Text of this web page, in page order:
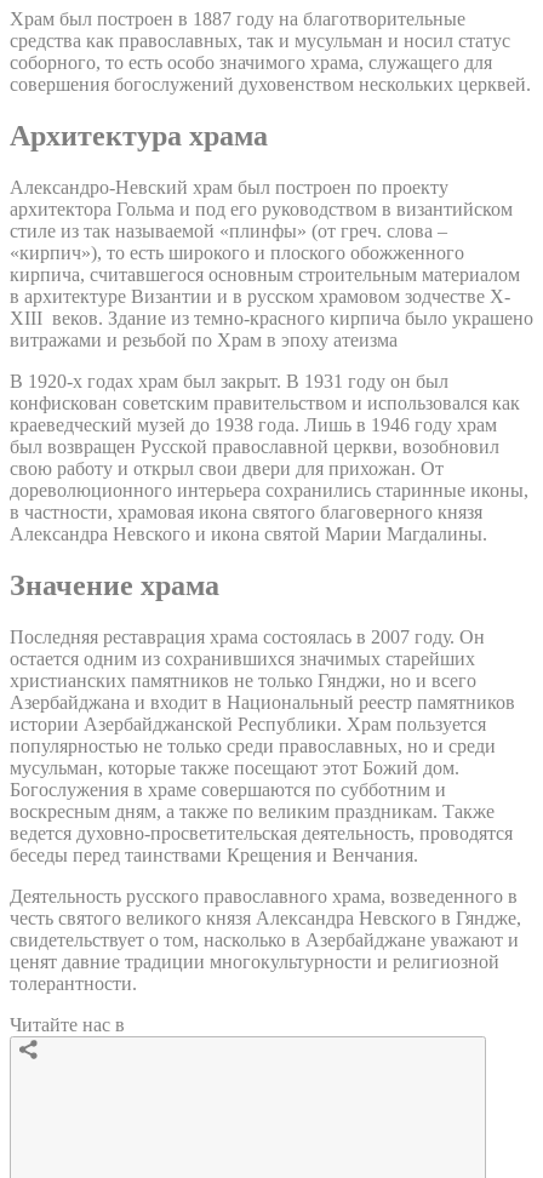
Храм был построен в 1887 году на благотворительные
средства как православных, так и мусульман и носил статус
соборного, то есть особо значимого храма, служащего для
совершения богослужений духовенством нескольких церквей.
Архитектура храма
Александро-Невский храм был построен по проекту
архитектора Гольма и под его руководством в византийском
стиле из так называемой «плинфы» (от греч. слова –
«кирпич»), то есть широкого и плоского обожженного
кирпича, считавшегося основным строительным материалом
в архитектуре Византии и в русском храмовом зодчестве X-
XIII веков. Здание из темно-красного кирпича было украшено
витражами и резьбой по Храм в эпоху атеизма
В 1920-х годах храм был закрыт. В 1931 году он был
конфискован советским правительством и использовался как
краеведческий музей до 1938 года. Лишь в 1946 году храм
был возвращен Русской православной церкви, возобновил
свою работу и открыл свои двери для прихожан. От
дореволюционного интерьера сохранились старинные иконы,
в частности, храмовая икона святого благоверного князя
Александра Невского и икона святой Марии Магдалины.
Значение храма
Последняя реставрация храма состоялась в 2007 году. Он
остается одним из сохранившихся значимых старейших
христианских памятников не только Гянджи, но и всего
Азербайджана и входит в Национальный реестр памятников
истории Азербайджанской Республики. Храм пользуется
популярностью не только среди православных, но и среди
мусульман, которые также посещают этот Божий дом.
Богослужения в храме совершаются по субботним и
воскресным дням, а также по великим праздникам. Также
ведется духовно-просветительская деятельность, проводятся
беседы перед таинствами Крещения и Венчания.
Деятельность русского православного храма, возведенного в
честь святого великого князя Александра Невского в Гяндже,
свидетельствует о том, насколько в Азербайджане уважают и
ценят давние традиции многокультурности и религиозной
толерантности.
Читайте нас в